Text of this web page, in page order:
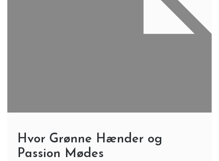
Hvor Grønne Hænder og
Passion Mødes